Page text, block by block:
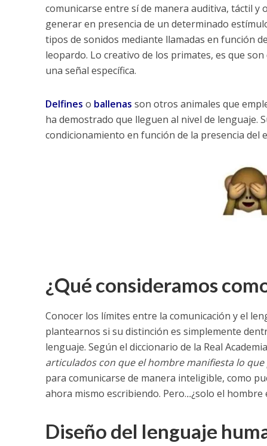
comunicarse entre sí de manera auditiva, táctil
generar en presencia de un determinado
tipos de sonidos mediante llamadas en función
leopardo. Lo creativo de los primates, es que
una señal específica.
Delfines o ballenas son otros animales que
ha demostrado que lleguen al nivel de lenguaje.
condicionamiento en función de la presencia del
¿Qué consideramos
Conocer los límites entre la comunicación y el
plantearnos si su distinción es simplemente
lenguaje. Según el diccionario de la Real
articulados con que el hombre manifiesta lo que
para comunicarse de manera inteligible, como
ahora mismo escribiendo. Pero...¿solo el hombre
Diseño del lenguaje